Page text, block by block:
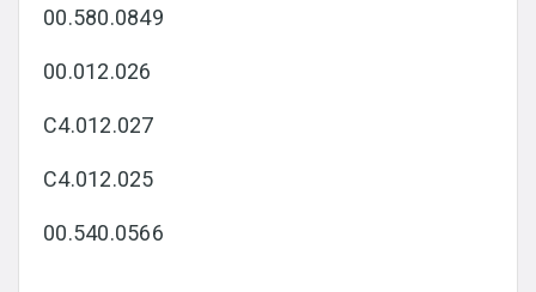
00.580.0849
00.012.026
C4.012.027
C4.012.025
00.540.0566